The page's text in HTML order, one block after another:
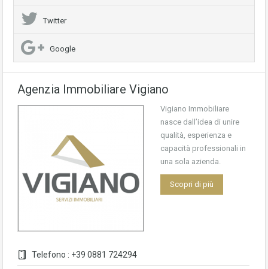
Twitter
Google
Agenzia Immobiliare Vigiano
Telefono : +39 0881 724294
Vigiano Immobiliare
nasce dall’idea di unire
qualità, esperienza e
capacità professionali in
una sola azienda.
Scopri di più